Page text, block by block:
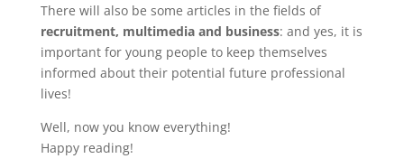
There will also be some articles in the fields of
recruitment, multimedia and business: and yes, it is
important for young people to keep themselves
informed about their potential future professional
lives!
Well, now you know everything!
Happy reading!